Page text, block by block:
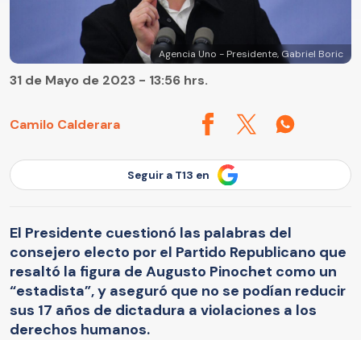
Agencia Uno - Presidente, Gabriel Boric
Camilo Calderara
31 de Mayo de 2023 - 13:56 hrs.
Seguir a T13 en
El Presidente cuestionó las palabras del
consejero electo por el Partido Republicano que
resaltó la figura de Augusto Pinochet como un
“estadista”, y aseguró que no se podían reducir
sus 17 años de dictadura a violaciones a los
derechos humanos.